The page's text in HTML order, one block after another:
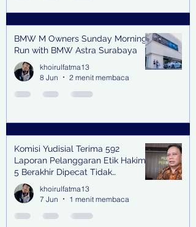
BMW M Owners Sunday Morning
Run with BMW Astra Surabaya
khoirulfatma13
8 Jun
2 menit membaca
Komisi Yudisial Terima 592
Laporan Pelanggaran Etik Hakim,
5 Berakhir Dipecat Tidak
Terhormat
khoirulfatma13
7 Jun
1 menit membaca